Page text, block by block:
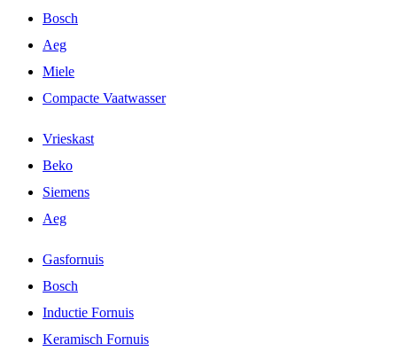
Bosch
Aeg
Miele
Compacte Vaatwasser
Vrieskast
Beko
Siemens
Aeg
Gasfornuis
Bosch
Inductie Fornuis
Keramisch Fornuis